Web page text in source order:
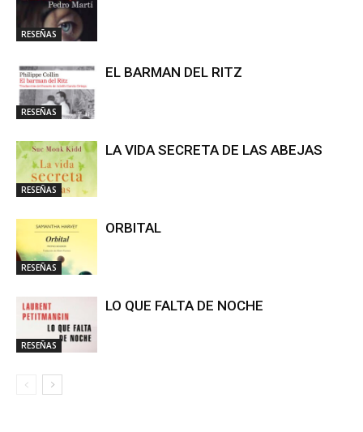
RESEÑAS
RESEÑAS
EL BARMAN DEL RITZ
RESEÑAS
LA VIDA SECRETA DE LAS ABEJAS
RESEÑAS
ORBITAL
RESEÑAS
LO QUE FALTA DE NOCHE